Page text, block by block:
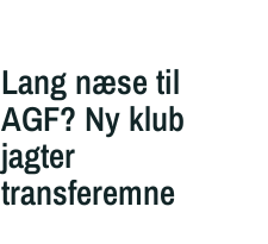
Lang næse til
AGF? Ny klub
jagter
transferemne